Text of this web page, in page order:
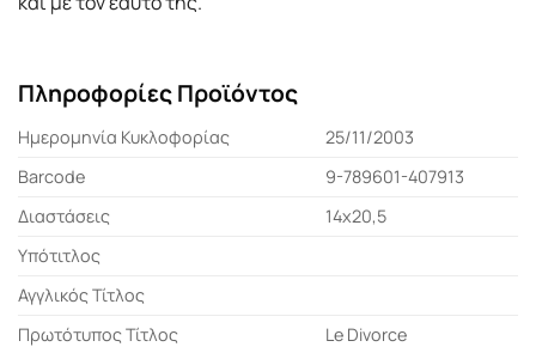
Πληροφορίες Προϊόντος
Ημερομηνία Κυκλοφορίας
25/11/2003
Barcode
9-789601-407913
Διαστάσεις
14x20,5
Υπότιτλος
Αγγλικός Τίτλος
Πρωτότυπος Τίτλος
Le Divorce